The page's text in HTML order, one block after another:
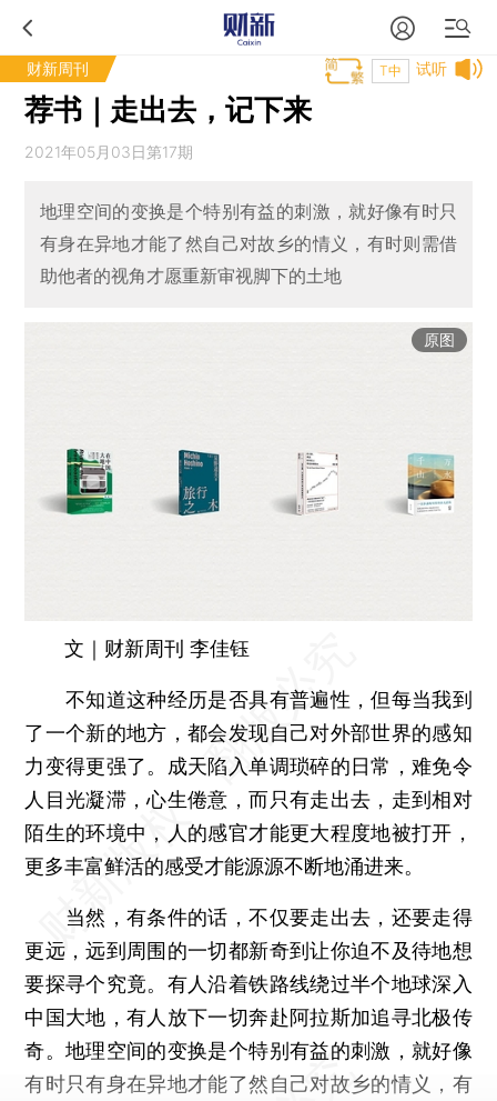
财新周刊 试听
T中
荐书｜走出去，记下来
2021年05月03日第17期
地理空间的变换是个特别有益的刺激，就好像有时只
有身在异地才能了然自己对故乡的情义，有时则需借
助他者的视角才愿重新审视脚下的土地
原图
文｜财新周刊 李佳钰
不知道这种经历是否具有普遍性，但每当我到
了一个新的地方，都会发现自己对外部世界的感知
力变得更强了。成天陷入单调琐碎的日常，难免令
人目光凝滞，心生倦意，而只有走出去，走到相对
陌生的环境中，人的感官才能更大程度地被打开，
更多丰富鲜活的感受才能源源不断地涌进来。
当然，有条件的话，不仅要走出去，还要走得
更远，远到周围的一切都新奇到让你迫不及待地想
要探寻个究竟。有人沿着铁路线绕过半个地球深入
中国大地，有人放下一切奔赴阿拉斯加追寻北极传
奇。地理空间的变换是个特别有益的刺激，就好像
有时只有身在异地才能了然自己对故乡的情义，有